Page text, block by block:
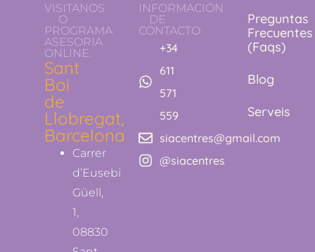
VISITANOS
O
PROGRAMA
ASESORIA
ONLINE.
Sant
Boi
de
Llobregat,
Barcelona
Carrer
d’Eusebi
Güell,
1,
08830
INFORMACIÓN
DE
CONTACTO
+34
611
571
559
siacentres@gmail.com
@siacentres
Preguntas
Frecuentes
(Faqs)
Blog
Serveis